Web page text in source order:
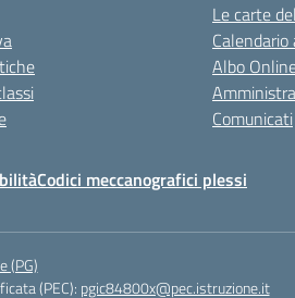
Le carte
Albo
Comunicati
Codici meccanografici plessi
(PG)
(PEC): pgic84800x@pec.istruzione.it